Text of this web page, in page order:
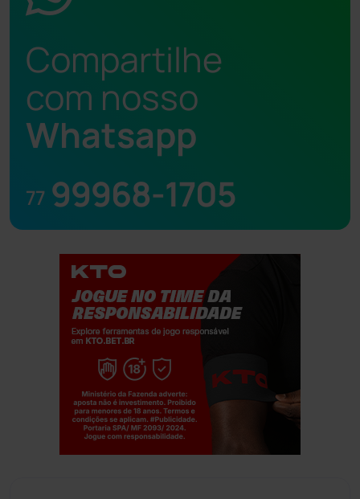
Compartilhe
com nosso
Whatsapp
77 99968-1705